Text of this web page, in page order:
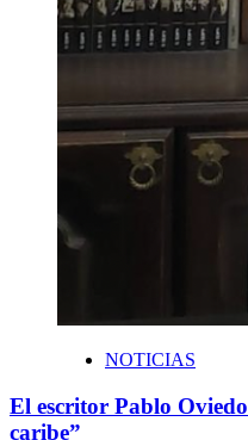
NOTICIAS
El escritor Pablo
caribe”